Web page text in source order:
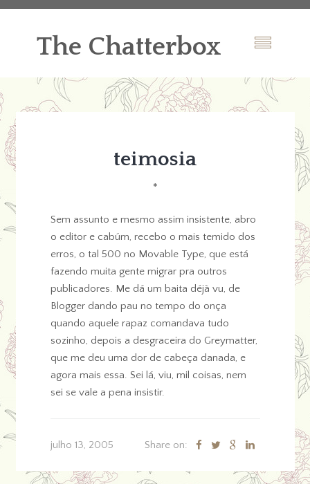
The Chatterbox
teimosia
*
Sem assunto e mesmo assim insistente, abro
o editor e cabúm, recebo o mais temido dos
erros, o tal 500 no Movable Type, que está
fazendo muita gente migrar pra outros
publicadores. Me dá um baita déjà vu, de
Blogger dando pau no tempo do onça
quando aquele rapaz comandava tudo
sozinho, depois a desgraceira do Greymatter,
que me deu uma dor de cabeça danada, e
agora mais essa. Sei lá, viu, mil coisas, nem
sei se vale a pena insistir.
julho 13, 2005 Share on: